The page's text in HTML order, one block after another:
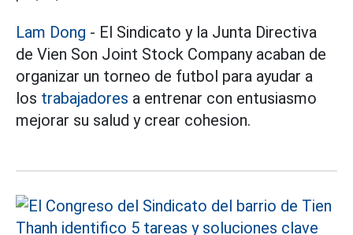
Lam Dong - El Sindicato y la Junta Directiva
de Vien Son Joint Stock Company acaban de
organizar un torneo de futbol para ayudar a
los trabajadores a entrenar con entusiasmo
mejorar su salud y crear cohesion.